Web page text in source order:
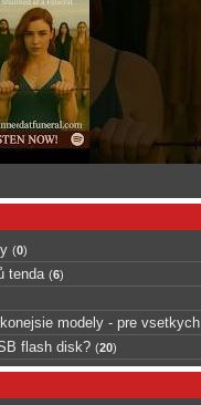
(0)
tenda (6)
modely - pre vsetkych
flash disk? (20)